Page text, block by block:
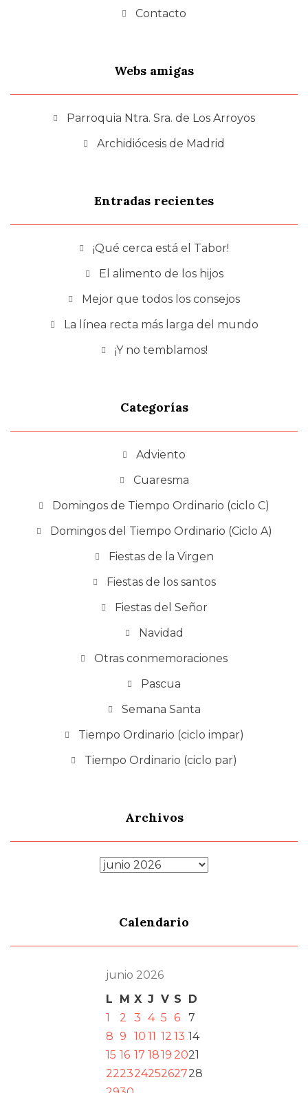
Contacto
Webs amigas
Parroquia Ntra. Sra. de Los Arroyos
Archidiócesis de Madrid
Entradas recientes
¡Qué cerca está el Tabor!
El alimento de los hijos
Mejor que todos los consejos
La línea recta más larga del mundo
¡Y no temblamos!
Categorías
Adviento
Cuaresma
Domingos de Tiempo Ordinario (ciclo C)
Domingos del Tiempo Ordinario (Ciclo A)
Fiestas de la Virgen
Fiestas de los santos
Fiestas del Señor
Navidad
Otras conmemoraciones
Pascua
Semana Santa
Tiempo Ordinario (ciclo impar)
Tiempo Ordinario (ciclo par)
Archivos
Archivos
Calendario
junio 2026
L
M X J V S
D
1
2 3 4 5 6
7
8 9 10 11 12 13 14
15 16 17 1819 2021
22232425262728